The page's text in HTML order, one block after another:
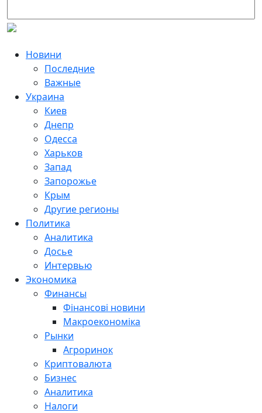
Новини
Последние
Важные
Украина
Киев
Днепр
Одесса
Харьков
Запад
Запорожье
Крым
Другие регионы
Политика
Аналитика
Досье
Интервью
Экономика
Финансы
Фінансові новини
Макроекономіка
Рынки
Агроринок
Криптовалюта
Бизнес
Аналитика
Налоги